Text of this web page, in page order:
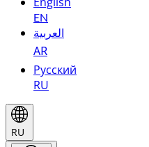
EN
العربية
AR
Русский
RU
RU